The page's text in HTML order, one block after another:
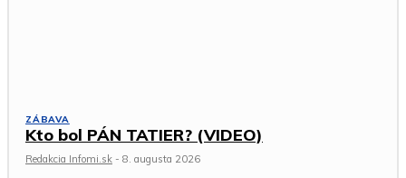
ZÁBAVA
Kto bol PÁN TATIER? (VIDEO)
Redakcia Infomi.sk - 8. augusta 2026